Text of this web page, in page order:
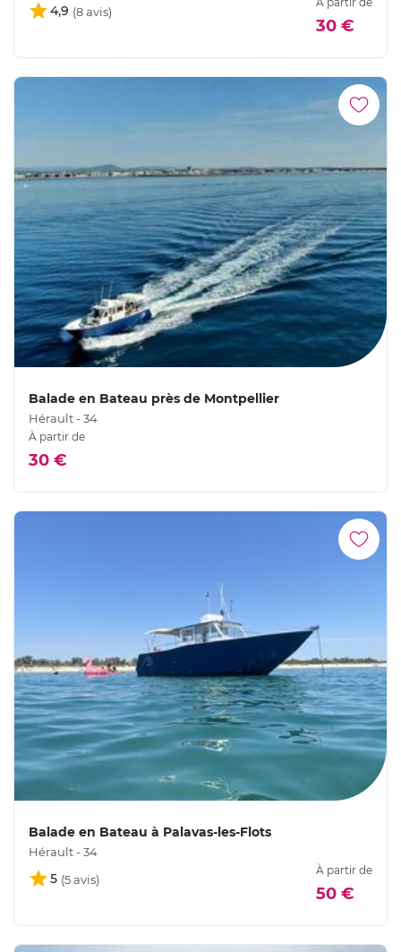
4,9
30 €
Balade en Bateau près de Montpellier
Hérault - 34
À partir de
30 €
Balade en Bateau à Palavas-les-Flots
Hérault - 34
5
À partir de
50 €